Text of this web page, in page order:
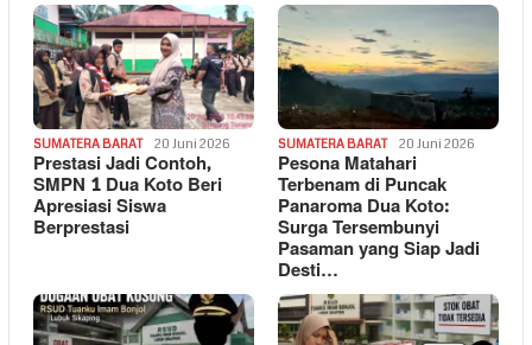
SUMATERA BARAT 20 Juni 2026
Prestasi Jadi Contoh,
SMPN 1 Dua Koto Beri
Apresiasi Siswa
Berprestasi
SUMATERA BARAT 20 Juni 2026
Pesona Matahari
Terbenam di Puncak
Panaroma Dua Koto:
Surga Tersembunyi
Pasaman yang Siap Jadi
Desti…